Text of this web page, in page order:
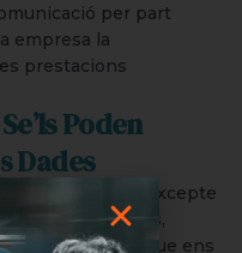
per part
empresa la
prestacions
Poden
Dades
a tercers, excepte
(o, en tot cas,
dels serveis que ens